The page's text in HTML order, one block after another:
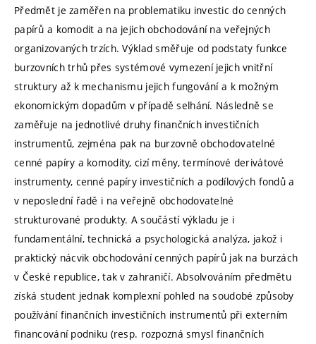
Předmět je zaměřen na problematiku investic do cenných
papírů a komodit a na jejich obchodování na veřejných
organizovaných trzích. Výklad směřuje od podstaty funkce
burzovních trhů přes systémové vymezení jejich vnitřní
struktury až k mechanismu jejich fungování a k možným
ekonomickým dopadům v případě selhání. Následně se
zaměřuje na jednotlivé druhy finančních investičních
instrumentů, zejména pak na burzovně obchodovatelné
cenné papíry a komodity, cizí měny, termínové derivátové
instrumenty, cenné papíry investičních a podílových fondů a
v neposlední řadě i na veřejně obchodovatelné
strukturované produkty. A součástí výkladu je i
fundamentální, technická a psychologická analýza, jakož i
praktický nácvik obchodování cenných papírů jak na burzách
v České republice, tak v zahraničí. Absolvováním předmětu
získá student jednak komplexní pohled na soudobé způsoby
používání finančních investičních instrumentů při externím
financování podniku (resp. rozpozná smysl finančních